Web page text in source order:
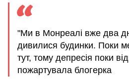
"Ми в Монреалі вже два
дивилися будинки. Поки
тут, тому депресія поки
пожартувала блогерка